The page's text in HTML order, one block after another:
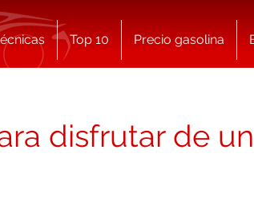
Top 10 Precio gasolina
disfrutar de